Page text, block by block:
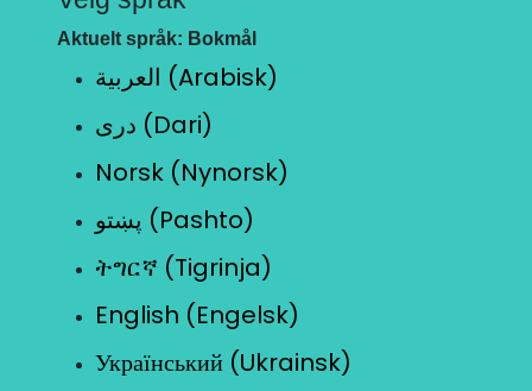
Aktuelt språk: Bokmål
العربية (Arabisk)
دری (Dari)
Norsk (Nynorsk)
پښتو (Pashto)
ትግርኛ (Tigrinja)
English (Engelsk)
Український (Ukrainsk)